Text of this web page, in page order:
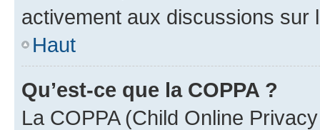
activement aux discussions sur
Haut
Qu’est-ce que la COPPA ?
La COPPA (Child Online